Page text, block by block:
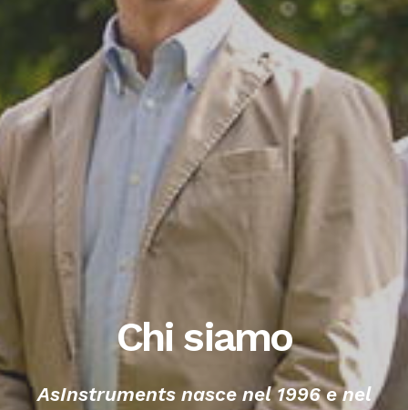
Chi siamo
AsInstruments nasce nel 1996 e nel